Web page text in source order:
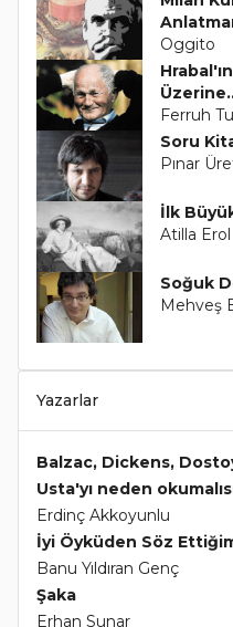
Oggito
Ferruh
Soru
Pınar
İlk
Atilla Erol
Soğuk
Mehveş
Yazarlar
Balzac, Dickens,
Usta'yı neden
Erdinç Akkoyunlu
İyi Öyküden Söz
Banu Yıldıran Genç
Şaka
Erhan Sunar